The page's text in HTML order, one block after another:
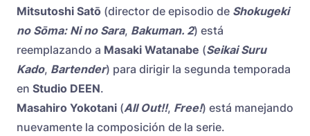
Mitsutoshi Satō (director de episodio de Shokugeki
no Sōma: Ni no Sara, Bakuman. 2) está
reemplazando a Masaki Watanabe (Seikai Suru
Kado, Bartender) para dirigir la segunda temporada
en Studio DEEN.
Masahiro Yokotani (All Out!!, Free!) está manejando
nuevamente la composición de la serie.